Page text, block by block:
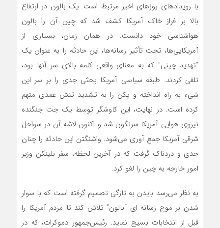
با رویدادهای روزهای اخیر مرتبط است. یک بالون در ارتفاع
بالا بر فراز خاک آمریکا کشف شد که چین آن را بالون
هواشناسی خود دانست. در همان زمان، بسیاری از
آمریکایی‌ها، تحت تأثیر رسانه‌ها، این حادثه را به عنوان یک
“تهدید چینی” که به معنای واقعی کلمه بالای سر آنها بود،
تلقی کردند. طبقه سیاسی آمریکا بحثی جدی را بر سر این
شیء به راه انداخته و پکن را به تشدید تنش عمدی متهم
کرده است. در نهایت، این کاوشگر توسط یک جت جنگنده
نیروی هوایی آمریکا سرنگون شد و اکنون لاشه آن در سواحل
شرقی آمریکا جمع آوری‌ می‌شود. واشنگتن این حادثه را چنان
جدی و دردناک گرفت که در آخرین لحظه، سفر بلینکن وزیر
امور خارجه به چین را لغو کرد.
به نظر‌ می‌رسد بایدن به تازگی تصمیم گرفته است که با سوار
شدن بر موج رسانه ای “بالون” تلاش کند تا مردم آمریکا را
قبل از انتخابات بسیج نماید. رئیس‌جمهور دموکرات، که در